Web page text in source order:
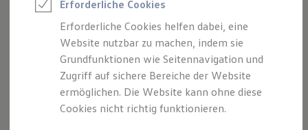
Elektroauto Leasing
Kleinwagen-Leasing
Leasing ohne Anzahlung
Finanzierung
Autokredit mit Schlussrate
Versicherungen und Garantien
Kfz-Versicherung
Restschuldversicherungen
Garantien
Kindersitz „i-SIZE Kidfix“ (für Kinder von 100 bis
150 cm)
Sie wollen mehr zum Thema Kindersitze erfahren? Schauen
Sie gern auf unserer Seite
Fahren mit Kindern und Jugendlichenvorbei. Fragen Sie
Erforderliche Cookies
Erforderliche Cookies helfen dabei, eine
Website nutzbar zu machen, indem sie
Grundfunktionen wie Seitennavigation und
Zugriff auf sichere Bereiche der Website
ermöglichen. Die Website kann ohne diese
Cookies nicht richtig funktionieren.